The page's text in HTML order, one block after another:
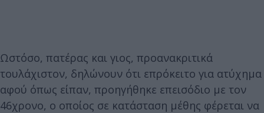
Ωστόσο, πατέρας και γιος, προανακριτικά
τουλάχιστον, δηλώνουν ότι επρόκειτο για ατύχημα
αφού όπως είπαν, προηγήθηκε επεισόδιο με τον
46χρονο, ο οποίος σε κατάσταση μέθης φέρεται να